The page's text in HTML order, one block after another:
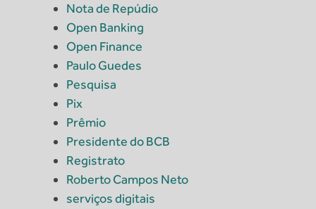
Nota de Repúdio
Open Banking
Open Finance
Paulo Guedes
Pesquisa
Pix
Prêmio
Presidente do BCB
Registrato
Roberto Campos Neto
serviços digitais